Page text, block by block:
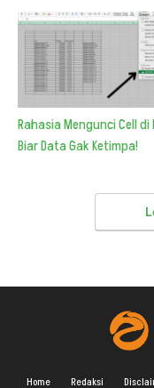
Rahasia Mengunci Cell di
Biar Data Gak Ketimpa!
Home Redaksi